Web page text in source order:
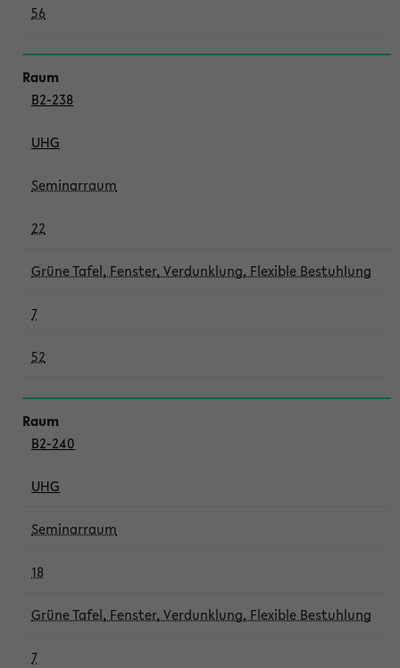
56
B2-238
UHG
Seminarraum
22
Grüne Tafel, Fenster, Verdunklung, Flexible Bestuhlung
7
52
B2-240
UHG
Seminarraum
18
Grüne Tafel, Fenster, Verdunklung, Flexible Bestuhlung
7